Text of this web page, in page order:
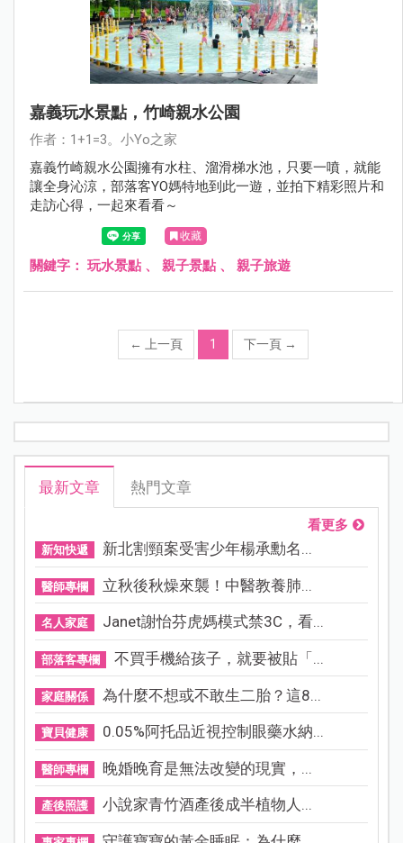
嘉義玩水景點，竹崎親水公園
作者：1+1=3。小Yo之家
嘉義竹崎親水公園擁有水柱、溜滑梯水池，只要一噴，就能
讓全身沁涼，部落客YO媽特地到此一遊，並拍下精彩照片和
走訪心得，一起來看看～
收藏
關鍵字： 玩水景點 、 親子景點 、 親子旅遊
← 上一頁 1 下一頁 →
最新文章 熱門文章
看更多
新知快遞 新北割頸案受害少年楊承勳名...
醫師專欄 立秋後秋燥來襲！中醫教養肺...
名人家庭 Janet謝怡芬虎媽模式禁3C，看...
部落客專欄 不買手機給孩子，就要被貼「...
家庭關係 為什麼不想或不敢生二胎？這8...
寶貝健康 0.05%阿托品近視控制眼藥水納...
醫師專欄 晚婚晚育是無法改變的現實，...
產後照護 小說家青竹酒產後成半植物人...